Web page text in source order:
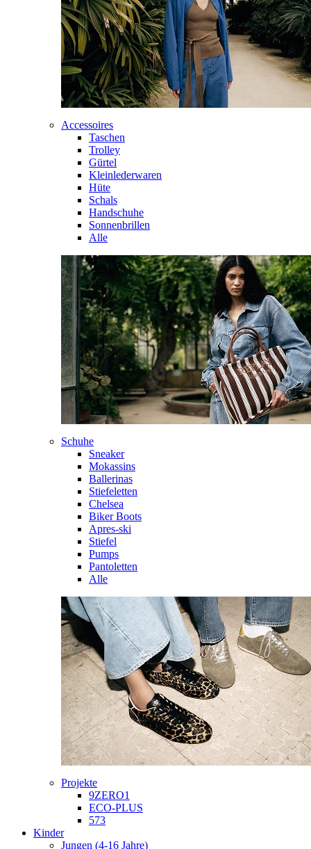
Accessoires
Taschen
Trolley
Gürtel
Kleinlederwaren
Hüte
Schals
Handschuhe
Sonnenbrillen
Alle
Schuhe
Sneaker
Mokassins
Ballerinas
Stiefeletten
Chelsea
Biker Boots
Apres-ski
Stiefel
Pumps
Pantoletten
Alle
Projekte
9ZERO1
ECO-PLUS
573
Kinder
Jungen (4-16 Jahre)